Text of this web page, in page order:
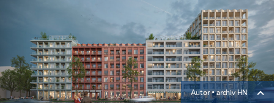
Autor ▪archiv HN